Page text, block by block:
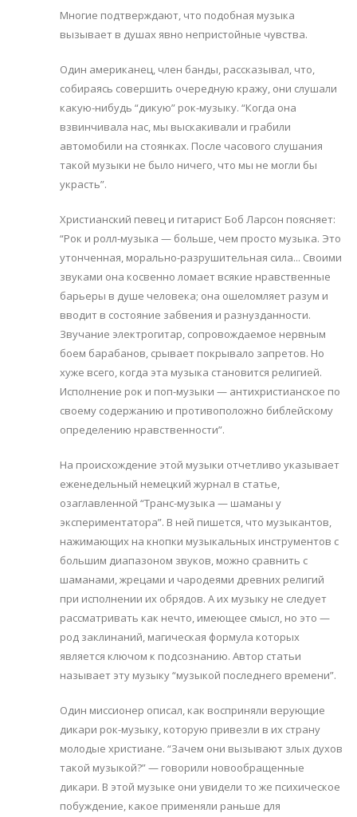
Многие подтверждают, что подобная музыка
вызывает в душах явно непристойные чувства.
Один американец, член банды, рассказывал, что,
собираясь совершить очередную кражу, они слушали
какую-нибудь “дикую” рок-музыку. “Когда она
взвинчивала нас, мы выскакивали и грабили
автомобили на стоянках. После часового слушания
такой музыки не было ничего, что мы не могли бы
украсть”.
Христианский певец и гитарист Боб Ларсон поясняет:
“Рок и ролл-музыка — больше, чем просто музыка. Это
утонченная, морально-разрушительная сила... Своими
звуками она косвенно ломает всякие нравственные
барьеры в душе человека; она ошеломляет разум и
вводит в состояние забвения и разнузданности.
Звучание электрогитар, сопровождаемое нервным
боем барабанов, срывает покрывало запретов. Но
хуже всего, когда эта музыка становится религией.
Исполнение рок и поп-музыки — антихристианское по
своему содержанию и противоположно библейскому
определению нравственности”.
На происхождение этой музыки отчетливо указывает
еженедельный немецкий журнал в статье,
озаглавленной “Транс-музыка — шаманы у
экспериментатора”. В ней пишется, что музыкантов,
нажимающих на кнопки музыкальных инструментов с
большим диапазоном звуков, можно сравнить с
шаманами, жрецами и чародеями древних религий
при исполнении их обрядов. А их музыку не следует
рассматривать как нечто, имеющее смысл, но это —
род заклинаний, магическая формула которых
является ключом к подсознанию. Автор статьи
называет эту музыку “музыкой последнего времени”.
Один миссионер описал, как восприняли верующие
дикари рок-музыку, которую привезли в их страну
молодые христиане. “Зачем они вызывают злых духов
такой музыкой?” — говорили новообращенные
дикари. В этой музыке они увидели то же психическое
побуждение, какое применяли раньше для